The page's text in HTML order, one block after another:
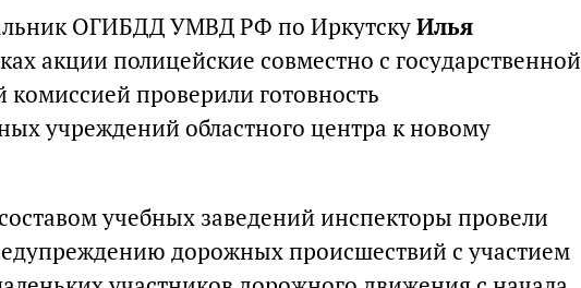
ОГИБДД УМВД РФ по ИркутскуИлья
акции полицейские совместно с государственной
проверили готовность
учреждений областного центра к новому
учебных заведений инспекторы провели
дорожных происшествий с участием